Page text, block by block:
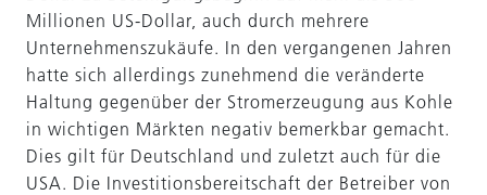
Millionen US-Dollar, auch durch mehrere
Unternehmenszukäufe. In den vergangenen Jahren
hatte sich allerdings zunehmend die veränderte
Haltung gegenüber der Stromerzeugung aus Kohle
in wichtigen Märkten negativ bemerkbar gemacht.
Dies gilt für Deutschland und zuletzt auch für die
USA. Die Investitionsbereitschaft der Betreiber von